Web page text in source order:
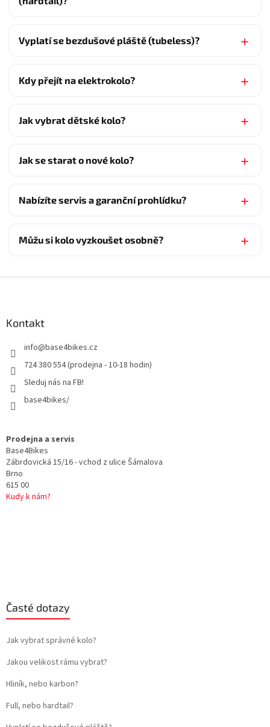
Vyplatí se bezdušové pláště (tubeless)?
Kdy přejít na elektrokolo?
Jak vybrat dětské kolo?
Jak se starat o nové kolo?
Nabízíte servis a garanční prohlídku?
Můžu si kolo vyzkoušet osobně?
Kontakt
info@base4bikes.cz
724 380 554 (prodejna - 10-18 hodin)
Sleduj nás na FB!
base4bikes/
Prodejna a servis
Base4Bikes
Zábrdovická 15/16 - vchod z ulice Šámalova
Brno
615 00
Kudy k nám?
Časté dotazy
Jak vybrat správné kolo?
Jakou velikost rámu vybrat?
Hliník, nebo karbon?
Full, nebo hardtail?